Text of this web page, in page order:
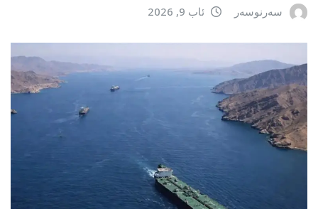
سەرنوسەر ئاب 9, 2026